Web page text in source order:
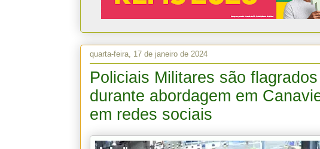
quarta-feira, 17 de janeiro de 2024
Policiais Militares são
durante abordagem em
em redes sociais